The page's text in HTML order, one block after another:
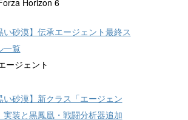
い砂漠】伝承エージェント最終ス
一覧
ージェント
い砂漠】新クラス「エージェン
実装と黒鳳凰・戦闘分析器追加